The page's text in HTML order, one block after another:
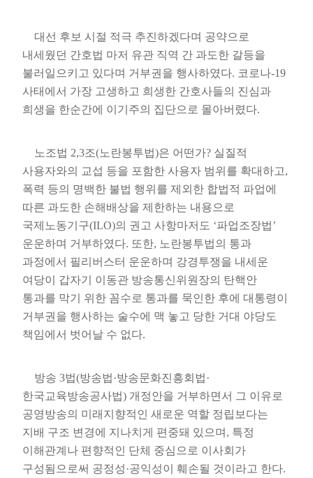
대선 후보 시절 적극 추진하겠다며 공약으로
내세웠던 간호법 마저 유관 직역 간 과도한 갈등을
불러일으키고 있다며 거부권을 행사하였다. 코로나-19
사태에서 가장 고생하고 희생한 간호사들의 진심과
희생을 한순간에 이기주의 집단으로 몰아버렸다.
노조법 2,3조(노란봉투법)은 어떤가? 실질적
사용자와의 교섭 등을 포함한 사용자 범위를 확대하고,
폭력 등의 명백한 불법 행위를 제외한 합법적 파업에
따른 과도한 손해배상을 제한하는 내용으로
국제노동기구(ILO)의 권고 사항마저도 ‘파업조장법’
운운하며 거부하였다. 또한, 노란봉투법의 통과
과정에서 필리버스터 운운하며 강경투쟁을 내세운
여당이 갑자기 이동관 방송통신위원장의 탄핵안
통과를 막기 위한 꼼수로 통과를 묵인한 후에 대통령이
거부권을 행사하는 술수에 맥 놓고 당한 거대 야당도
책임에서 벗어날 수 없다.
방송 3법(방송법 ·방송문화진흥회법 ·
한국교육방송공사법) 개정안을 거부하면서 그 이유로
공영방송의 미래지향적인 새로운 역할 정립보다는
지배 구조 변경에 지나치게 편중돼 있으며 , 특정
이해관계나 편향적인 단체 중심으로 이사회가
구성됨으로써 공정성 ·공익성이 훼손될 것이라고 한다.